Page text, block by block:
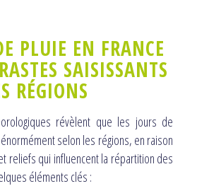
PLUIE EN FRANCE
SAISISSANTS
RÉGIONS
révèlent que les jours de
selon les régions, en raison
reliefs qui influencent la répartition des
éléments clés :